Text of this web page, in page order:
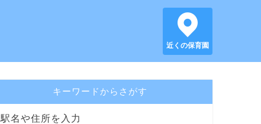
近くの保育園
キーワードからさがす
駅名や住所を入力